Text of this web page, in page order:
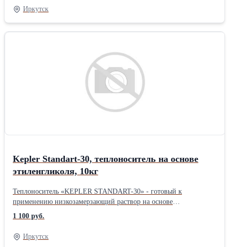
Подходит для открытых систем. Благодаря усиленному пакету
органических присадок защищает металлические элементы
системы от коррозии до 10 лет. - Безопасен для систем даже в
содержащих Zn. Не рекомендуется использовать
для электролизных котлов типа «ГАЛАН» - Не содержат
силикатов, нитратов, нитритов, фосфатов и боратов. - Наличие
флуоресцентного компонента позволяет оперативно
Иркутск
Kepler Standart-30, теплоноситель на основе
этиленгликоля, 10кг
Теплоноситель «KEPLER STANDART-30» - готовый к
применению низкозамерзающий раствор на основе
этиленгликоля и органических карбоксилатныхприсадок,
предназначенный для системы отопления. Благодаря усиленному
пакету органических присадок защищает металлические
элементы системы от коррозии до 10 лет. - Безопасен для систем
1 100 руб.
Иркутск